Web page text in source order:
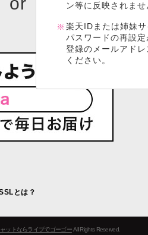
ン等に反映されま
楽天IDまたは姉妹
パスワードの再設
登録のメールアド
ください。
とは？
ットならライブでゴーゴーAll Rights Reserved.